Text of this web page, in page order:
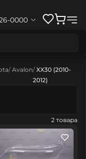
0000
Avalon XX30 (2010-
2012)
2 товара